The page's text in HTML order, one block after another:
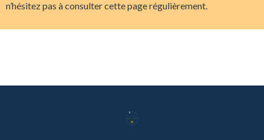
n’hésitez pas à consulter cette page régulièrement.